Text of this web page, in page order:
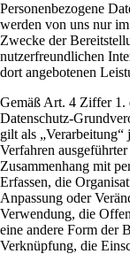
Personenbezogene
werden von uns nur
Zwecke der
nutzerfreundlichen
dort angebotenen
Gemäß Art. 4 Ziffer 1.
Datenschutz-
gilt als
Verfahren
Zusammenhang mit
Erfassen, die
Anpassung oder
Verwendung, die
eine andere Form der
Verknüpfung, die